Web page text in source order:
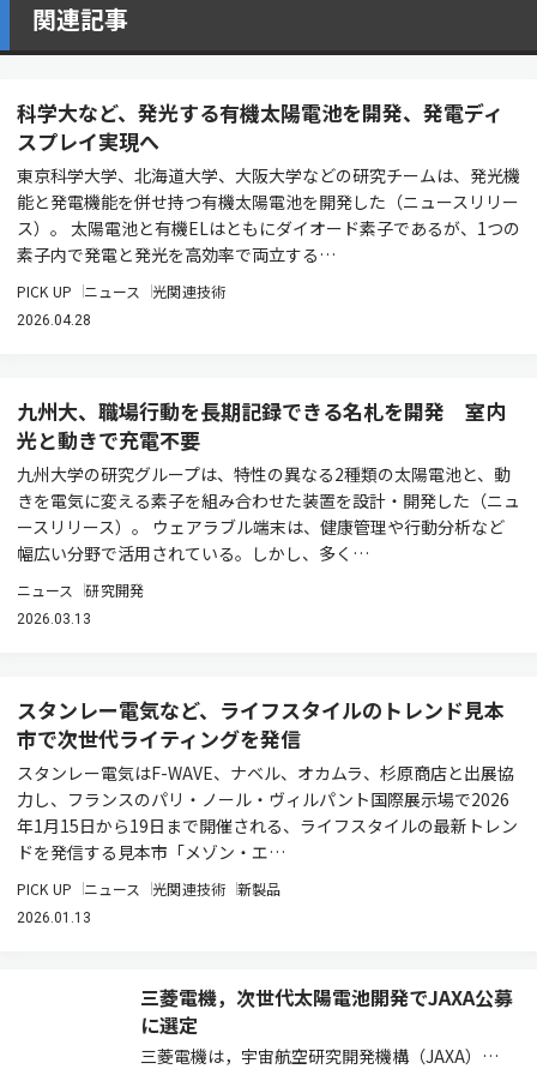
関連記事
科学大など、発光する有機太陽電池を開発、発電ディ
スプレイ実現へ
東京科学大学、北海道大学、大阪大学などの研究チームは、発光機
能と発電機能を併せ持つ有機太陽電池を開発した（ニュースリリー
ス）。 太陽電池と有機ELはともにダイオード素子であるが、1つの
素子内で発電と発光を高効率で両立する…
PICK UP ニュース 光関連技術
2026.04.28
九州大、職場行動を長期記録できる名札を開発 室内
光と動きで充電不要
九州大学の研究グループは、特性の異なる2種類の太陽電池と、動
きを電気に変える素子を組み合わせた装置を設計・開発した（ニュ
ースリリース）。 ウェアラブル端末は、健康管理や行動分析など
幅広い分野で活用されている。しかし、多く…
ニュース 研究開発
2026.03.13
スタンレー電気など、ライフスタイルのトレンド見本
市で次世代ライティングを発信
スタンレー電気はF-WAVE、ナベル、オカムラ、杉原商店と出展協
力し、フランスのパリ・ノール・ヴィルパント国際展示場で2026
年1月15日から19日まで開催される、ライフスタイルの最新トレン
ドを発信する見本市「メゾン・エ…
PICK UP ニュース 光関連技術 新製品
2026.01.13
三菱電機，次世代太陽電池開発でJAXA公募
に選定
三菱電機は，宇宙航空研究開発機構（JAXA）が